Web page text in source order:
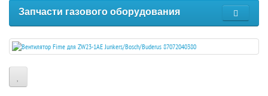
Запчасти газового оборудования